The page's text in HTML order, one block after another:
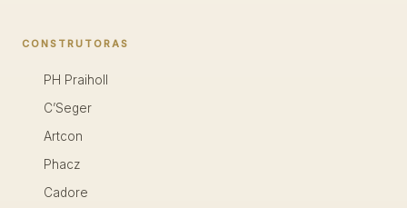
CONSTRUTORAS
PH Praiholl
C’Seger
Artcon
Phacz
Cadore